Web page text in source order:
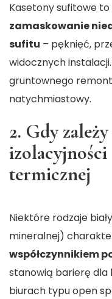
Kasetony sufitowe
zamaskowanie
sufitu – pęknięć,
widocznych
gruntownego
natychmiastowy.
2. Gdy
termicznej
Niektóre rodzaje
mineralnej)
współczynnikiem
stanowią barierę dla
biurach typu open